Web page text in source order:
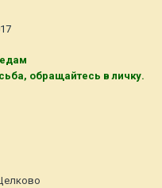
обращайтесь в личку.